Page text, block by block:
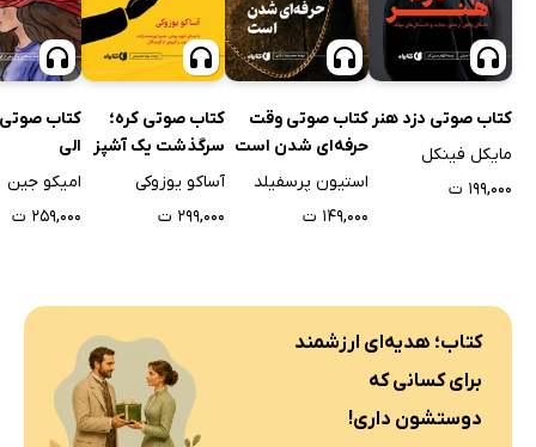
کتاب صوتی دزد هنر
مایکل فینکل
۱۹۹,۰۰۰ ت
کتاب صوتی وقت
حرفه‌ای شدن است
استیون پرسفیلد
۱۴۹,۰۰۰ ت
کتاب صوتی کره؛
سرگذشت یک آشپز
قاتل
آساکو یوزوکی
۲۹۹,۰۰۰ ت
کتاب
الی
امیکو جین
۲۵۹,۰۰۰ ت
کتاب؛ هدیه‌ای ارزشمند
برای کسانی که
دوستشون داری!